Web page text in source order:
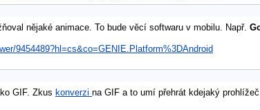
nějaké animace. To bude věcí softwaru v mobilu. Např.
9454489?hl=cs&co=GENIE.Platform%3DAndroid
GIF. Zkus konverzi na GIF a to umí přehrát kdejaký prohlížeč.